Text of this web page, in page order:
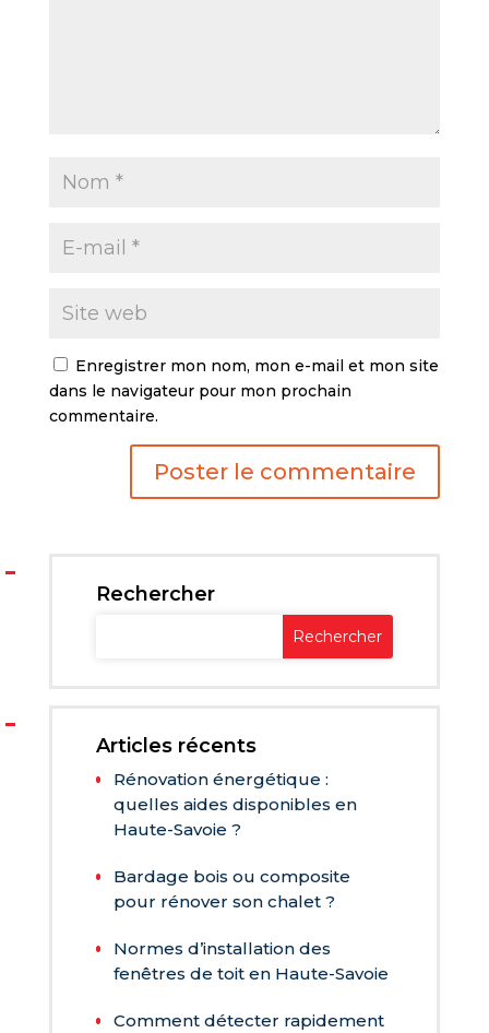
Enregistrer mon nom, mon e-mail et mon site
dans le navigateur pour mon prochain
commentaire.
Rechercher
Articles récents
Rénovation énergétique :
quelles aides disponibles en
Haute-Savoie ?
Bardage bois ou composite
pour rénover son chalet ?
Normes d’installation des
fenêtres de toit en Haute-Savoie
Comment détecter rapidement